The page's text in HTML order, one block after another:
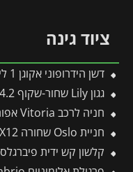
ציוד גינה
דשן הידרופוני אקוגן 1 ליטר
גגון Lily שחור-שקוף 0.9X4.2 בעיצוב רטרו מבית פלרם – Canopia
חניה לרכב Vitoria אפורה 2.9X5 מבית פלרם – Canopia
חניית Oslo שחורה 6X12 מבית פלרם – Canopia
קלשון קש ידית פיברגלס J-230 -תבור